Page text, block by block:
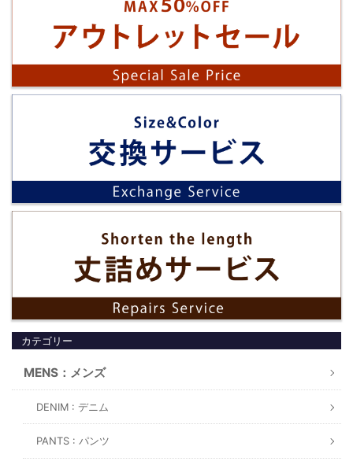
カテゴリー
MENS：メンズ
DENIM : デニム
PANTS : パンツ